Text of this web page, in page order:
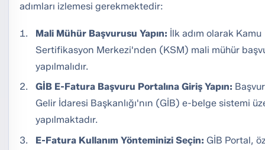
adımları izlemesi gerekmektedir:
Mali Mühür Başvurusu Yapın: İlk adım olarak Kamu
Sertifikasyon Merkezi'nden (KSM) mali mühür
yapılmalıdır.
GİB E-Fatura Başvuru Portalına Giriş Yapın:
Gelir İdaresi Başkanlığı'nın (GİB) e-belge sistemi
yapılmaktadır.
E-Fatura Kullanım Yönteminizi Seçin: GİB Portal,